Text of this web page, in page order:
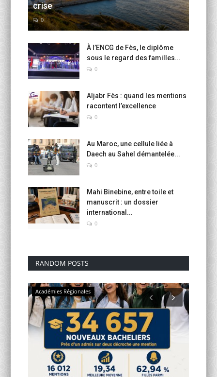
crise
0
À l’ENCG de Fès, le diplôme
sous le regard des familles...
0
Aljabr Fès : quand les mentions
racontent l’excellence
0
Au Maroc, une cellule liée à
Daech au Sahel démantelée...
0
Mahi Binebine, entre toile et
manuscrit : un dossier
international...
0
RANDOM POSTS
Académies Régionales